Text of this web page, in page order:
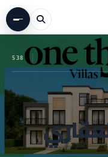
538